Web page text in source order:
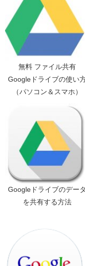
無料 ファイル共有
Googleドライブの使い
（パソコン＆スマホ）
Googleドライブのデータ
を共有する方法